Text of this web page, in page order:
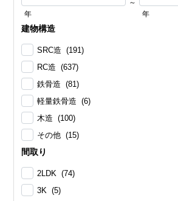
年
～
年
建物構造
SRC造 (191)
RC造 (637)
鉄骨造 (81)
軽量鉄骨造 (6)
木造 (100)
その他 (15)
間取り
2LDK (74)
3K (5)